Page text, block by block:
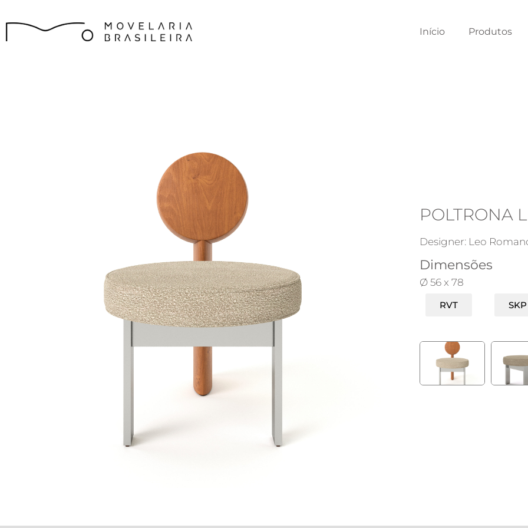
Início Produtos
POLTRONA
Designer: Leo
Dimensões
Ø 56 x 78
RVT SKP